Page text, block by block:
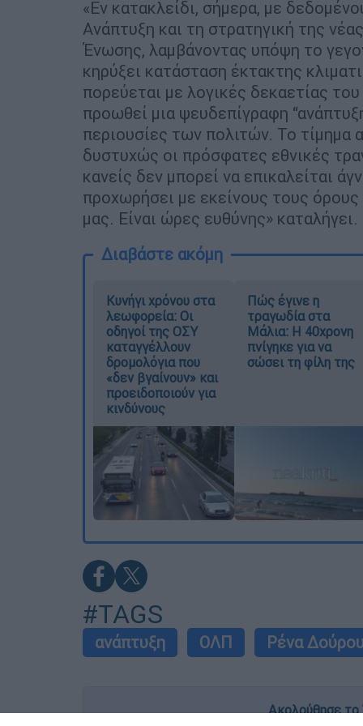
«Εν κατακλείδι, σήμερα, με
Ανάπτυξη και τη στρατηγική της
Ένωσης, λαμβάνοντας υπόψη το
κηρύξει κατάσταση έκτακτης
πορεύεται με λογικές δεκαετίας
προωθεί μια ψευδεπίγραφη
περιουσίες των πολιτών. Το τίμημα
δυστυχώς οι πρόσφατες εθνικές
κανείς δεν μπορεί να επικαλείται
προχωρήσει με εκείνους τους
μας. Είναι ώρες ευθύνης» καταλήγει.
Διαβάστε ακόμη
Κυνήγι χρόνου στα
λεωφορεία: Οι
οδηγοί της ΟΣΥ
καταγγέλλουν
δρομολόγια που
«δεν βγαίνουν» και
προειδοποιούν για
κινδύνους
Πώς έγινε η
τραγωδία στα
Μάλια: Η 40χρονη
πνίγηκε για να
σώσει τη φίλη της
#TAGS
ανάπτυξη ΟΛΠ Ρένα
Ακολούθησε το